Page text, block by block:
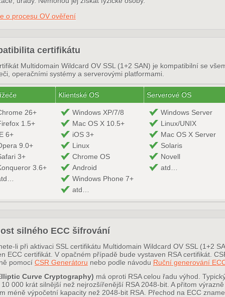
o procesu OV ověření
certifikátu
Multidomain Wildcard OV SSL (1+2 SAN) je kompatibilní se
operačními systémy a serverovými platformami.
Klientské OS Serverové OS
26+
1.5+
6+
9.0+
3+
3.6+
Windows XP/7/8
Mac OS X 10.5+
iOS 3+
Linux
Chrome OS
Android
Windows Phone 7+
atd…
Windows Server
Linux/UNIX
Mac OS X Server
Solaris
Novell
atd…
silného ECC šifrování
li při aktivaci SSL certifikátu Multidomain Wildcard OV SSL (1+2
ECC certifikát. V opačném případě bude vystaven RSA certifikát.
pomocí CSR Generátoru nebo podle návodu Ruční generování
Curve Cryptography) má oproti RSA celou řadu výhod.
000 krát silnější než nejrozšířenější RSA 2048-bit. A přitom
méně výpočetní kapacity než 2048-bit RSA. Přechod na ECC